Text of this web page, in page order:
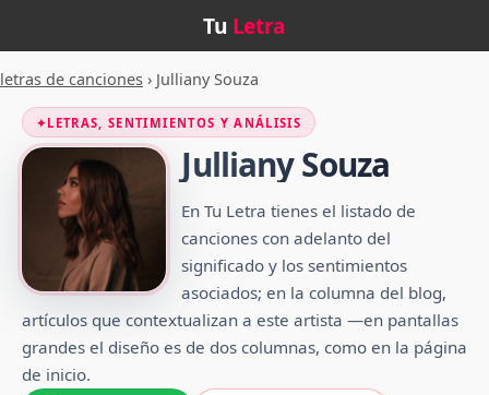
Tu Letra
letras de canciones › Julliany Souza
✦LETRAS, SENTIMIENTOS Y ANÁLISIS
Julliany Souza
En Tu Letra tienes el listado de
canciones con adelanto del
significado y los sentimientos
asociados; en la columna del blog,
artículos que contextualizan a este artista —en pantallas
grandes el diseño es de dos columnas, como en la página
de inicio.